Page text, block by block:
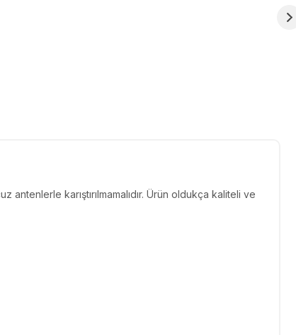
karıştırılmamalıdır. Ürün oldukça kaliteli ve